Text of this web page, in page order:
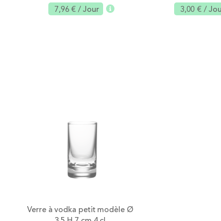
7,96 € / Jour
3,00 € /
Verre à vodka petit modèle Ø